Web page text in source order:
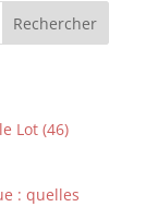
Rechercher
Lot (46)
: quelles